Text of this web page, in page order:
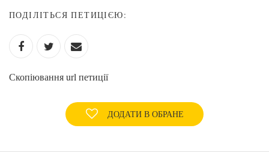
ПОДІЛІТЬСЯ ПЕТИЦІЄЮ:
Скопіювання url петиції
ДОДАТИ В ОБРАНЕ